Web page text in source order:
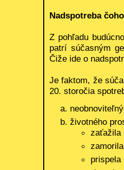
Nadspotreba
Z pohľadu
patrí súčasným
Čiže ide o
Je faktom, že
20. storočia
životného
zaťažila